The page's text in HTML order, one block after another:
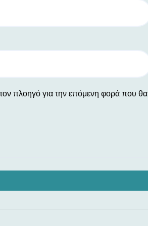
πλοηγό για την επόμενη φορά που θα